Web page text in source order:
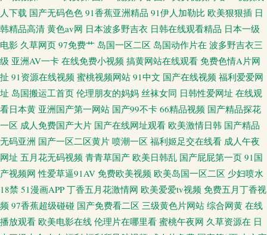
人下载 国产无码色色 91香蕉亚洲精品 91伊人加勒比 欧美狠狠插 日
韩精品高清 黄色av网 日本波多野吉衣 日韩在线观看精品 日本一级
电影 久草网页 97免费艹 岛国一区二区 岛国动作片在 波多野吉衣三
级 亚洲AV一卡 在线免费小视频 搞黄网站在线观看 免费色情A片网
扯 91资源在线视频 蜜桃视频网站 91中文 国产在线视频 福利爱爱网
址 岛国搬运工首页 伦理朋友的妈妈 丝袜女同 日韩性爱网址 在线观
看日本黄 亚洲国产第一网站 国产99不卡 66精品视频 国产精品探花
一区 成人免费国产大片 国产在线网址观看 欧美激情日韩 国产精品
无码亚洲 国产一区二区黄片 喷潮一区 福利姬足交在线看 成人午夜
网址 五月花无码视频 青青草国产 欧美日韩乱 国产屁屁第一页 91国
产视频网 性爱草逼91AV 免费欧美视频 欧美岛国一区二区 少妇喷水
18禁 51漫画APP 丁香五月花激情网 欧美爱爱tv视频 免费五月丁香视
频 97香蕉超级碰碰 国产免费看二区 三级黄色片网站 综合网黄 在线
播放观看 欧美电影在线 伦理片在哪里看 蜜桃午夜网 久草资源在 日